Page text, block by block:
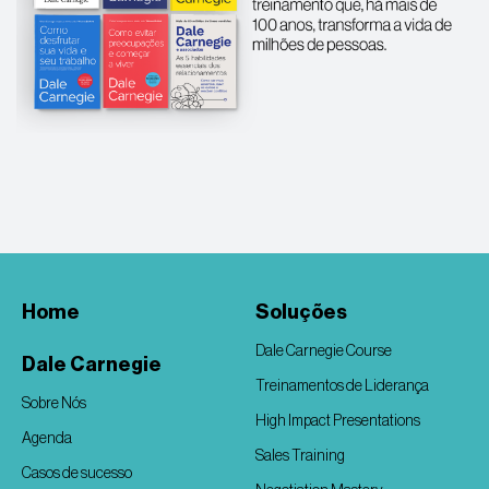
Home
Dale Carnegie
Sobre Nós
Agenda
Casos de sucesso
Soluções
Dale Carnegie Course
Treinamentos de Liderança
High Impact Presentations
Sales Training